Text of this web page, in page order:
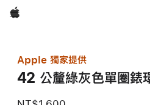
Apple
Apple 獨家提供
42 公釐綠灰色單圈錶